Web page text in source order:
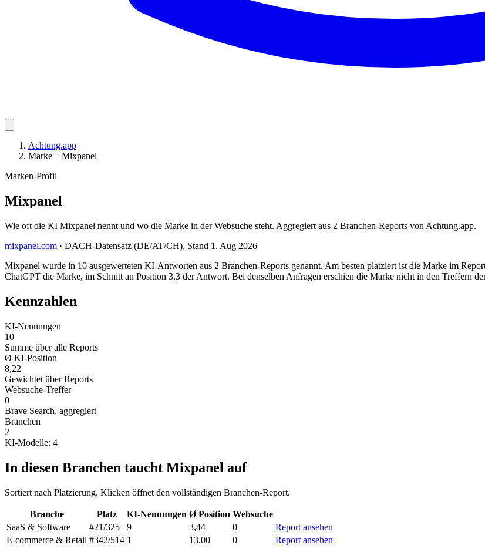
Achtung.app
Marke – Mixpanel
Marken-Profil
Mixpanel
Wie oft die KI Mixpanel nennt und wo die Marke in der Websuche steht. Aggregiert aus 2 Branchen-Reports von Achtung.app.
mixpanel.com · DACH-Datensatz (DE/AT/CH), Stand 1. Aug 2026
Mixpanel wurde in 10 ausgewerteten KI-Antworten aus 2 Branchen-Reports genannt. Am besten platziert ist die Marke im
ChatGPT die Marke, im Schnitt an Position 3,3 der Antwort. Bei denselben Anfragen erschien die Marke nicht in den Treffern
Kennzahlen
KI-Nennungen
10
Summe über alle Reports
Ø KI-Position
8,22
Gewichtet über Reports
Websuche-Treffer
0
Brave Search, aggregiert
Branchen
2
KI-Modelle: 4
In diesen Branchen taucht Mixpanel auf
Sortiert nach Platzierung. Klicken öffnet den vollständigen Branchen-Report.
Branche Platz KI-Nennungen Ø Position Websuche
SaaS & Software
#21/325 9 3,44 0
Report ansehen
E-commerce & Retail #342/514 1 13,00 0 Report ansehen